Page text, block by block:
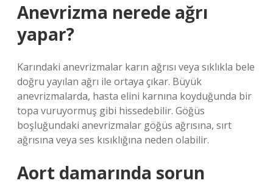
Anevrizma nerede ağrı
yapar?
Karındaki anevrizmalar karın ağrısı veya sıklıkla bele
doğru yayılan ağrı ile ortaya çıkar. Büyük
anevrizmalarda, hasta elini karnına koyduğunda bir
topa vuruyormuş gibi hissedebilir. Göğüs
boşluğundaki anevrizmalar göğüs ağrısına, sırt
ağrısına veya ses kısıklığına neden olabilir.
Aort damarında sorun